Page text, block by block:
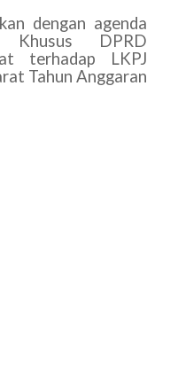
dengan agenda
Khusus DPRD
terhadap LKPJ
Tahun Anggaran